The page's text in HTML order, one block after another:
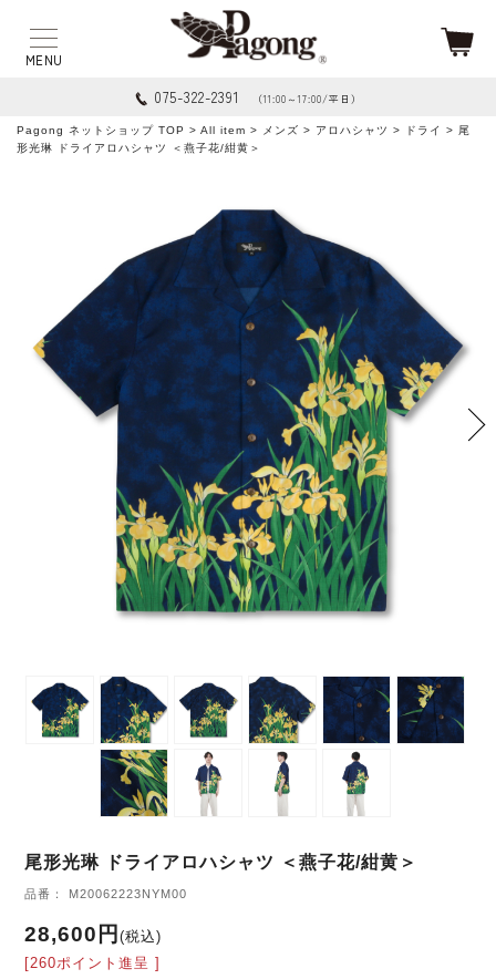
075-322-2391 （11:00～17:00/平日）
Pagong ネットショップ TOP > All item > メンズ > アロハシャツ > ドライ
> 尾
形光琳 ドライアロハシャツ ＜燕子花/紺黄＞
尾形光琳 ドライアロハシャツ ＜燕子花/紺黄＞
品番： M20062223NYM00
28,600円(税込)
[260ポイント進呈 ]